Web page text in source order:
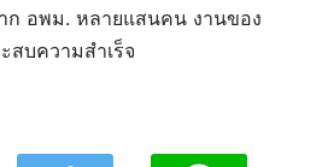
ก อพม. หลายแสนคน งานของ
สบความสำเร็จ